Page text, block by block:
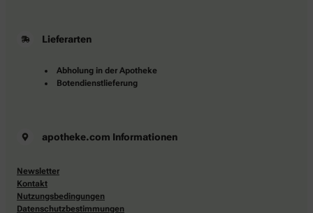
Lieferarten
Abholung in der Apotheke
Botendienstlieferung
apotheke.com Informationen
Newsletter
Kontakt
Nutzungsbedingungen
Datenschutzbestimmungen